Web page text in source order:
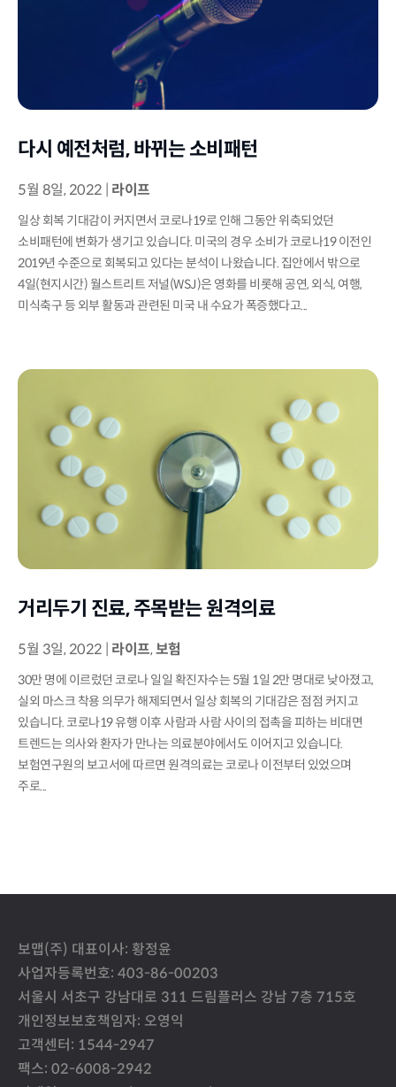
다시 예전처럼, 바뀌는 소비패턴
5월 8일, 2022 | 라이프
일상 회복 기대감이 커지면서 코로나19로 인해 그동안 위축되었던
소비패턴에 변화가 생기고 있습니다. 미국의 경우 소비가 코로나19 이전인
2019년 수준으로 회복되고 있다는 분석이 나왔습니다. 집안에서 밖으로
4일(현지시간) 월스트리트 저널(WSJ)은 영화를 비롯해 공연, 외식, 여행,
미식축구 등 외부 활동과 관련된 미국 내 수요가 폭증했다고...
거리두기 진료, 주목받는 원격의료
5월 3일, 2022 라이프,보험
30만 명에 이르렀던 코로나 일일 확진자수는 5월 1일 2만 명대로 낮아졌고,
실외 마스크 착용 의무가 해제되면서 일상 회복의 기대감은 점점 커지고
있습니다. 코로나19 유행 이후 사람과 사람 사이의 접촉을 피하는 비대면
트렌드는 의사와 환자가 만나는 의료분야에서도 이어지고 있습니다.
보험연구원의 보고서에 따르면 원격의료는 코로나 이전부터 있었으며
주로...
보맵(주) 대표이사: 황정윤
사업자등록번호: 403-86-00203
서울시 서초구 강남대로 311 드림플러스 강남 7층 715호
개인정보보호책임자: 오영익
고객센터: 1544-2947
팩스: 02-6008-2942